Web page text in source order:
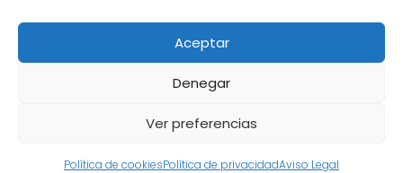
Aceptar
Denegar
Ver preferencias
Política de cookiesPolítica de privacidadAviso Legal
bodegas por área
|Política de Cookies
Sitemap XML· Sitemap HTML